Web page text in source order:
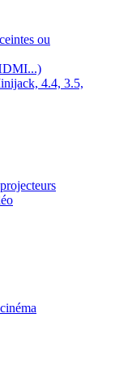
ou
4.4, 3.5,